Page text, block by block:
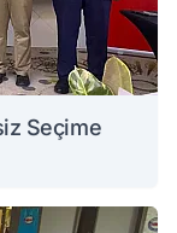
Seçime